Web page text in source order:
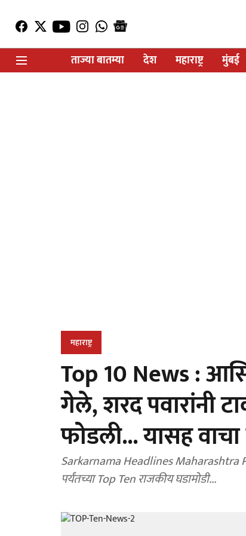
ताज्या बातम्या
देश महाराष्ट्र मुंबई
महाराष्ट्र
Top 10 News :
गेले, शरद पवारांनी
फोडली... यासह
Sarkarnama Headlines Maharashtra Politics : जाणून
पर्यंतच्या Top Ten राजकीय घडामोडी...